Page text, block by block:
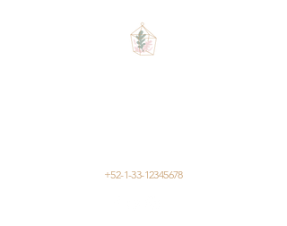
+52-1-33-12345678